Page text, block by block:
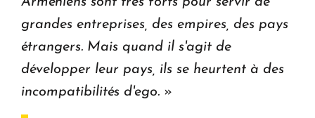
grandes entreprises, des empires, des pays
étrangers. Mais quand il s'agit de
développer leur pays, ils se heurtent à des
incompatibilités d'ego. »